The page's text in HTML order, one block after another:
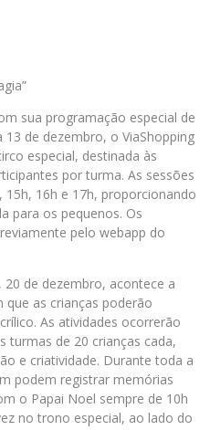
sua programação especial de
de dezembro, o ViaShopping
especial, destinada às
por turma. As sessões
16h e 17h, proporcionando
para os pequenos. Os
pelo webapp do
de dezembro, acontece a
que as crianças poderão
As atividades ocorrerão
turmas de 20 crianças cada,
e criatividade. Durante toda a
podem registrar memórias
o Papai Noel sempre de 10h
no trono especial, ao lado do